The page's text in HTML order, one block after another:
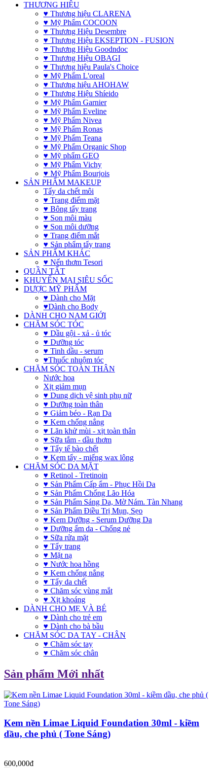
THƯƠNG HIỆU
♥ Thương hiệu CLARENA
♥ Mỹ Phẩm COCOON
♥ Thương Hiệu Desembre
♥ Thương Hiệu EKSEPTION - FUSION
♥ Thương Hiệu Goodndoc
♥ Thương Hiệu OBAGI
♥ Thương hiệu Paula's Choice
♥ Mỹ Phẩm L'oreal
♥ Thương hiệu AHOHAW
♥ Thương Hiệu Shíeido
♥ Mỹ Phẩm Garnier
♥ Mỹ Phẩm Eveline
♥ Mỹ Phẩm Nivea
♥ Mỹ Phẩm Ronas
♥ Mỹ Phẩm Teana
♥ Mỹ Phẩm Organic Shop
♥ Mỹ phẩm GEO
♥ Mỹ Phẩm Vichy
♥ Mỹ Phẩm Bourjois
SẢN PHẨM MAKEUP
Tẩy da chết môi
♥ Trang điểm mặt
♥ Bông tẩy trang
♥ Son môi màu
♥ Son môi dưỡng
♥ Trang điểm mắt
♥ Sản phẩm tẩy trang
SẢN PHẨM KHÁC
♥ Nến thơm Tesori
QUẦN TẤT
KHUYẾN MẠI SIÊU SỐC
DƯỢC MỸ PHẨM
♥ Dành cho Mặt
♥Dành cho Body
DÀNH CHO NAM GIỚI
CHĂM SÓC TÓC
♥ Dầu gội - xả - ủ tóc
♥ Dưỡng tóc
♥ Tinh dầu - serum
♥Thuốc nhuộm tóc
CHĂM SÓC TOÀN THÂN
Nước hoa
Xịt giảm mụn
♥ Dung dịch vệ sinh phụ nữ
♥ Dưỡng toàn thân
♥ Giảm béo - Rạn Da
♥ Kem chống nắng
♥ Lăn khử mùi - xịt toàn thân
♥ Sữa tắm - dầu thơm
♥ Tẩy tế bào chết
♥ Kem tẩy - miếng wax lông
CHĂM SÓC DA MẶT
♥ Retinol - Tretinoin
♥ Sản Phẩm Cấp ẩm - Phục Hồi Da
♥ Sản Phẩm Chống Lão Hóa
♥ Sản Phẩm Sáng Da, Mờ Nám. Tàn Nhang
♥ Sản Phẩm Điều Trị Mụn, Sẹo
♥ Kem Dưỡng - Serum Dưỡng Da
♥ Dưỡng ẩm da - Chống nẻ
♥ Sữa rửa mặt
♥ Tẩy trang
♥ Mặt nạ
♥ Nước hoa hồng
♥ Kem chống nắng
♥ Tẩy da chết
♥ Chăm sóc vùng mắt
♥ Xịt khoáng
DÀNH CHO MẸ VÀ BÉ
♥ Dành cho trẻ em
♥ Dành cho bà bầu
CHĂM SÓC DA TAY - CHÂN
♥ Chăm sóc tay
♥ Chăm sóc chân
Sản phẩm Mới nhất
Kem nền Limae Liquid Foundation 30ml - kiềm
dầu, che phủ ( Tone Sáng)
600,000đ